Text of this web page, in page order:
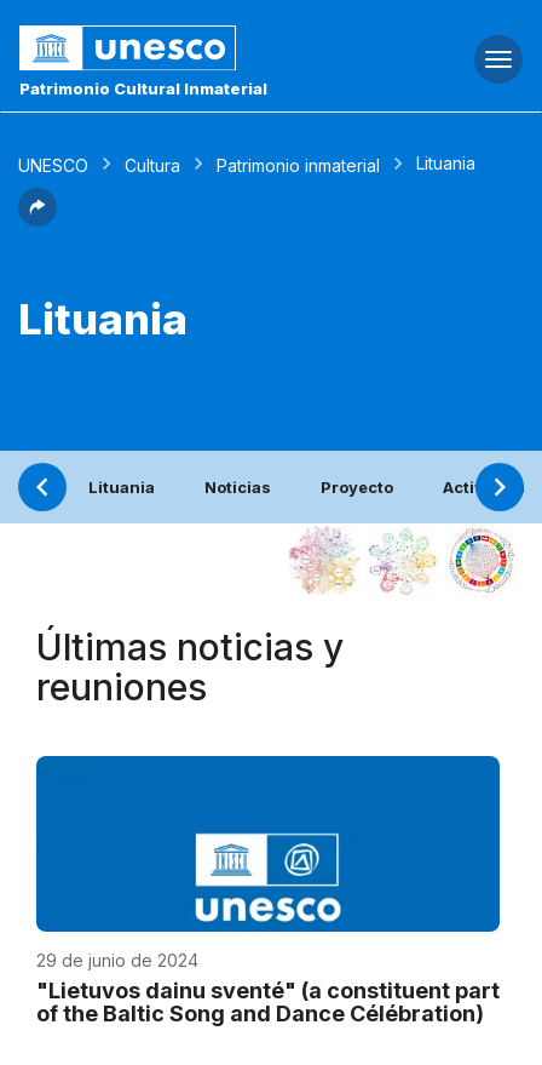
Patrimonio Cultural Inmaterial
UNESCO Cultura Patrimonio inmaterial Lituania
Lituania
Lituania Noticias Proyecto Actividades
Últimas noticias y
reuniones
29 de junio de 2024
"Lietuvos dainu sventé" (a constituent part
of the Baltic Song and Dance Célébration)